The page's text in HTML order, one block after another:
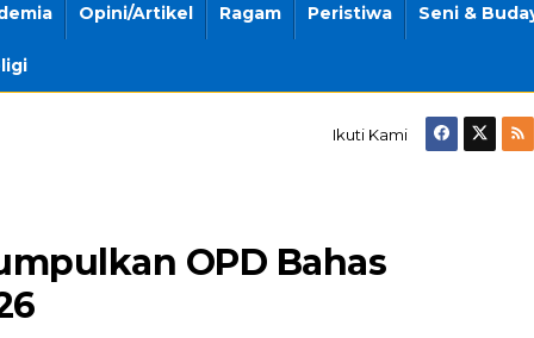
Opini/Artikel Ragam Peristiwa Seni &
Ikuti Kami
OPD Bahas